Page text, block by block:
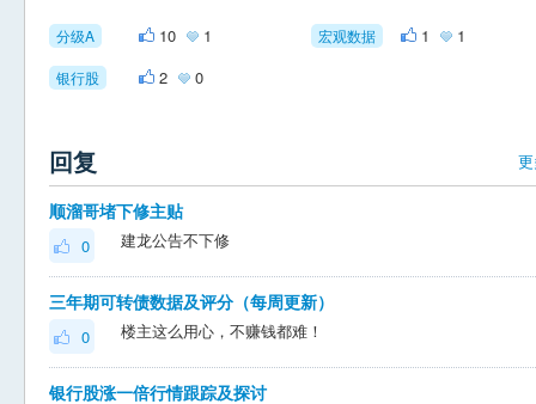
分级A 10 1 宏观数据 1 1
银行股 2 0
回复
顺溜哥堵下修主贴
0 建龙公告不下修
三年期可转债数据及评分（每周更新）
0 楼主这么用心，不赚钱都难！
银行股涨一倍行情跟踪及探讨